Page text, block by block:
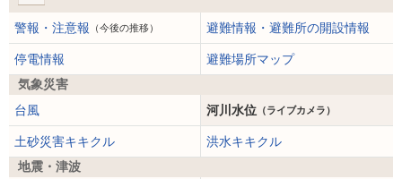
警報・注意報 （今後の推移） 避難情報・避難所の開設情報
停電情報
避難場所マップ
気象災害
台風
河川水位 （ライブカメラ）
土砂災害キキクル
洪水キキクル
地震・津波